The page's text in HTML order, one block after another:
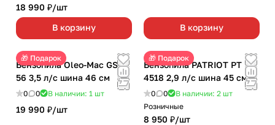
18 990 ₽/шт
В корзину
В корзину
🎁 Подарок
Бензопила Oleo-Mac GSH
56 3,5 л/с шина 46 см
0 0 В наличии: 1 шт
19 990 ₽/шт
🎁 Подарок
Бензопила PATRIOT PT
4518 2,9 л/с шина 45 см
0 0 В наличии: 2 шт
Розничные
8 950 ₽/шт